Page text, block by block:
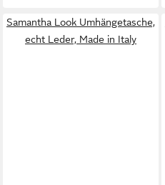
Samantha Look Umhängetasche,
echt Leder, Made in Italy